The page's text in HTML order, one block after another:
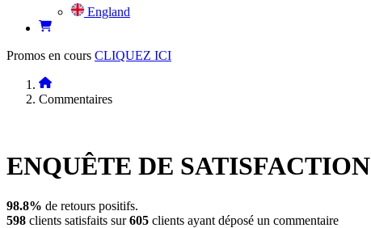
England
Promos en cours CLIQUEZ ICI
Commentaires
ENQUÊTE DE SATISFACTION
98.8% de retours positifs.
598 clients satisfaits sur605 clients ayant déposé un commentaire